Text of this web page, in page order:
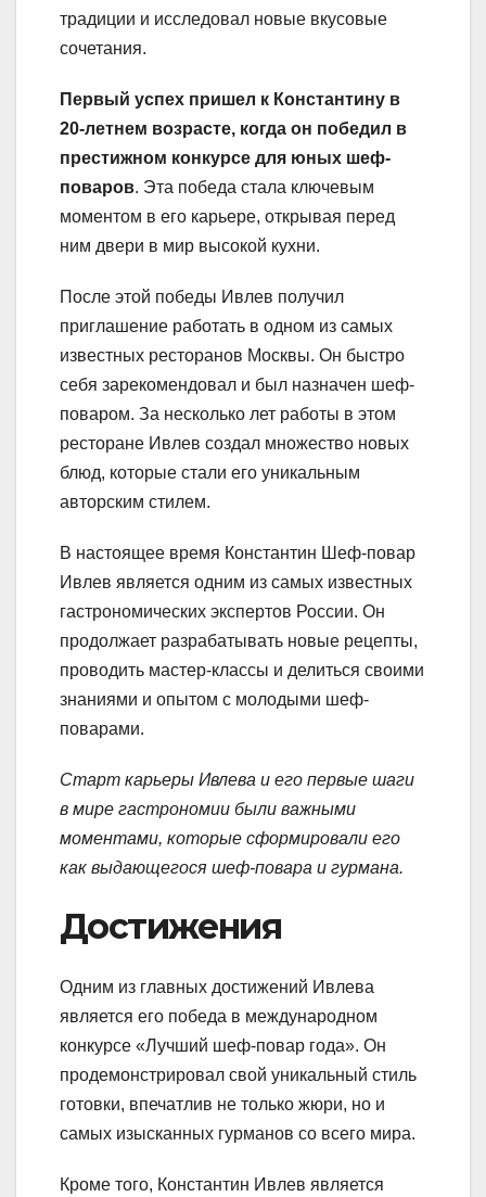
традиции и исследовал новые вкусовые
сочетания.
Первый успех пришел к Константину в
20-летнем возрасте, когда он победил в
престижном конкурсе для юных шеф-
поваров. Эта победа стала ключевым
моментом в его карьере, открывая перед
ним двери в мир высокой кухни.
После этой победы Ивлев получил
приглашение работать в одном из самых
известных ресторанов Москвы. Он быстро
себя зарекомендовал и был назначен шеф-
поваром. За несколько лет работы в этом
ресторане Ивлев создал множество новых
блюд, которые стали его уникальным
авторским стилем.
В настоящее время Константин Шеф-повар
Ивлев является одним из самых известных
гастрономических экспертов России. Он
продолжает разрабатывать новые рецепты,
проводить мастер-классы и делиться своими
знаниями и опытом с молодыми шеф-
поварами.
Старт карьеры Ивлева и его первые шаги
в мире гастрономии были важными
моментами, которые сформировали его
как выдающегося шеф-повара и гурмана.
Достижения
Одним из главных достижений Ивлева
является его победа в международном
конкурсе «Лучший шеф-повар года». Он
продемонстрировал свой уникальный стиль
готовки, впечатлив не только жюри, но и
самых изысканных гурманов со всего мира.
Кроме того, Константин Ивлев является